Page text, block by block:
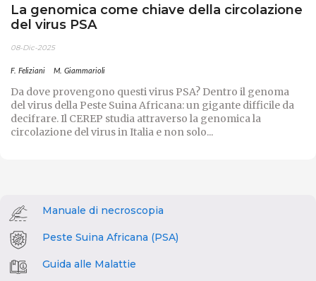
La genomica come chiave della circolazione
del virus PSA
08-Dic-2025
F. Feliziani M. Giammarioli
Da dove provengono questi virus PSA? Dentro il genoma
del virus della Peste Suina Africana: un gigante difficile da
decifrare. Il CEREP studia attraverso la genomica la
circolazione del virus in Italia e non solo...
Manuale di necroscopia
Peste Suina Africana (PSA)
Guida alle Malattie